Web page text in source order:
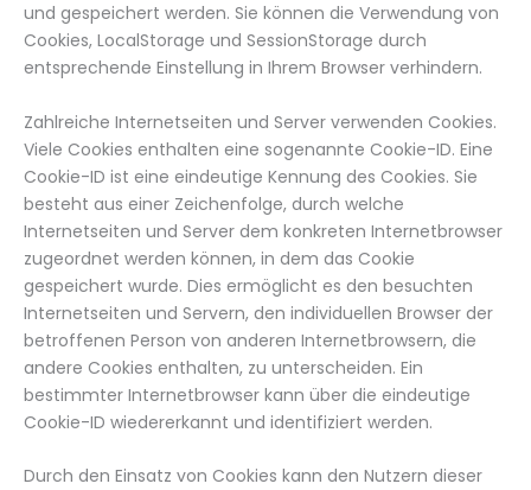
und gespeichert werden. Sie können die Verwendung von
Cookies, LocalStorage und SessionStorage durch
entsprechende Einstellung in Ihrem Browser verhindern.
Zahlreiche Internetseiten und Server verwenden Cookies.
Viele Cookies enthalten eine sogenannte Cookie-ID. Eine
Cookie-ID ist eine eindeutige Kennung des Cookies. Sie
besteht aus einer Zeichenfolge, durch welche
Internetseiten und Server dem konkreten Internetbrowser
zugeordnet werden können, in dem das Cookie
gespeichert wurde. Dies ermöglicht es den besuchten
Internetseiten und Servern, den individuellen Browser der
betroffenen Person von anderen Internetbrowsern, die
andere Cookies enthalten, zu unterscheiden. Ein
bestimmter Internetbrowser kann über die eindeutige
Cookie-ID wiedererkannt und identifiziert werden.
Durch den Einsatz von Cookies kann den Nutzern dieser